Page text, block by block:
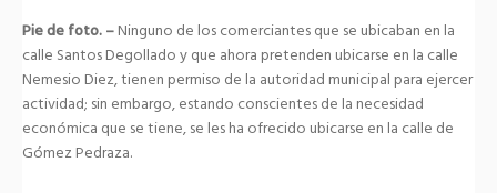
Pie de foto. –Ninguno de los comerciantes que se ubicaban en la
calle Santos Degollado y que ahora pretenden ubicarse en la calle
Nemesio Diez, tienen permiso de la autoridad municipal para ejercer
actividad; sin embargo, estando conscientes de la necesidad
económica que se tiene, se les ha ofrecido ubicarse en la calle de
Gómez Pedraza.